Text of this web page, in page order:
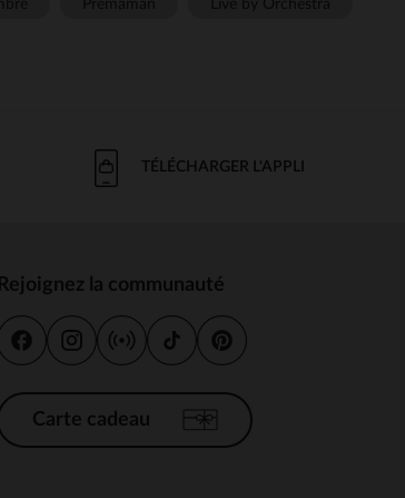
TÉLÉCHARGER L'APPLI
Rejoignez la communauté
Carte cadeau